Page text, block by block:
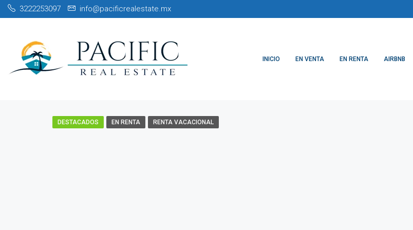
3222253097 info@pacificrealestate.mx
INICIO EN VENTA EN RENTA AIRBNB
DESTACADOS EN RENTA RENTA VACACIONAL